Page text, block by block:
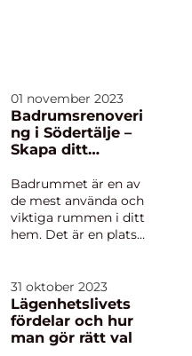
renoveringsmetod
vuxi...
01 november 2023
Badrumsrenoveri
ng i Södertälje –
Skapa ditt
Badrummet är en av
de mest använda och
viktiga rummen i ditt
hem. Det är en plats
förbereda dig för
dagen. Därför är det
viktigt att ha ett
badrum som inte bara
31 oktober 2023
Lägenhetslivets
fördelar och hur
man gör rätt val